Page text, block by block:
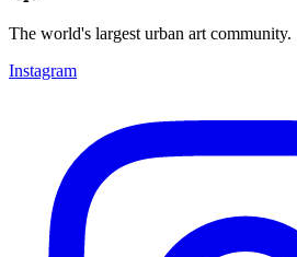
The world's largest urban art community.
Instagram